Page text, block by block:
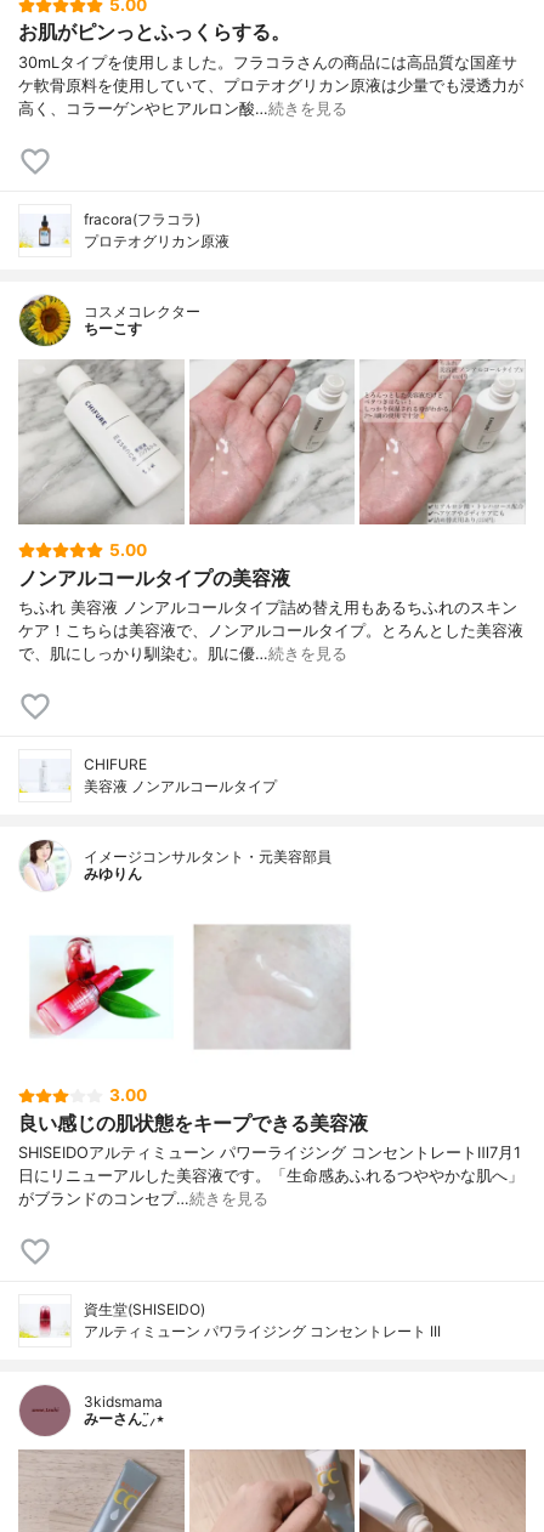
5.00
お肌がピンっとふっくらする。
30mLタイプを使用しました。フラコラさんの商品には高品質な国産サ
ケ軟骨原料を使用していて、プロテオグリカン原液は少量でも浸透力が
高く、コラーゲンやヒアルロン酸…続きを見る
fracora(フラコラ)
プロテオグリカン原液
コスメコレクター
ちーこす
5.00
ノンアルコールタイプの美容液
ちふれ 美容液 ノンアルコールタイプ詰め替え用もあるちふれのスキン
ケア！こちらは美容液で、ノンアルコールタイプ。とろんとした美容液
で、肌にしっかり馴染む。肌に優…続きを見る
CHIFURE
美容液 ノンアルコールタイプ
イメージコンサルタント・元美容部員
みゆりん
3.00
良い感じの肌状態をキープできる美容液
SHISEIDOアルティミューン パワーライジング コンセントレートⅢ7月1
日にリニューアルした美容液です。「生命感あふれるつややかな肌へ」
がブランドのコンセプ…続きを見る
資生堂(SHISEIDO)
アルティミューン パワライジング コンセントレート III
3kidsmama
みーさん¨̮⸝⋆